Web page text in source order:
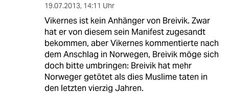
19.07.2013, 14:11 Uhr
Vikernes ist kein Anhänger von Breivik. Zwar
hat er von diesem sein Manifest zugesandt
bekommen, aber Vikernes kommentierte nach
dem Anschlag in Norwegen, Breivik möge sich
doch bitte umbringen: Breivik hat mehr
Norweger getötet als dies Muslime taten in
den letzten vierzig Jahren.